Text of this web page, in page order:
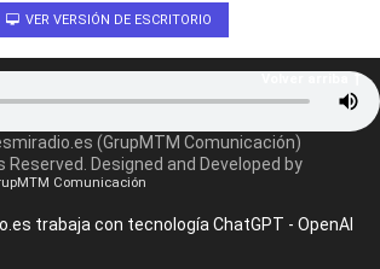
VER VERSIÓN DE ESCRITORIO
(GrupMTM Comunicación)
Reserved. Designed and Developed by
Comunicación
trabaja con tecnología ChatGPT - OpenAI